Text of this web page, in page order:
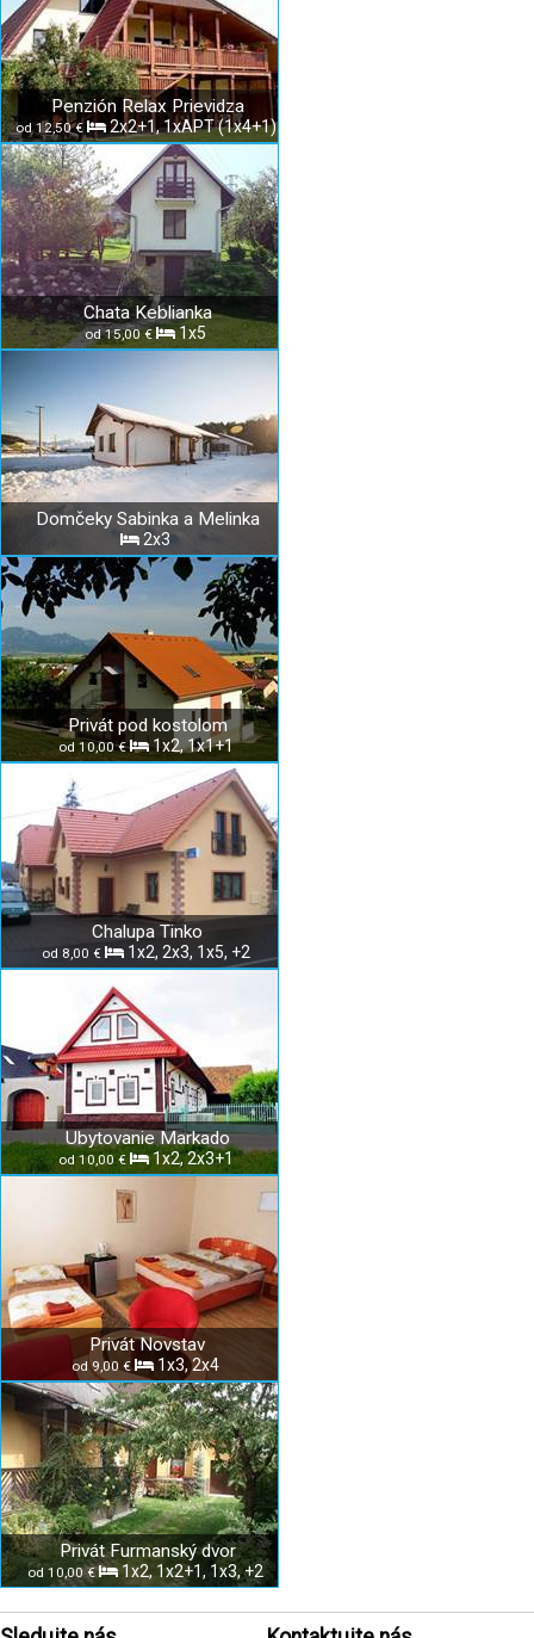
Penzión Relax Prievidza
od 12,50 € 2x2+1, 1xAPT (1x4+1)
Chata Keblianka
od 15,00 € 1x5
Domčeky Sabinka a Melinka
2x3
Privát pod kostolom
od 10,00 € 1x2, 1x1+1
Chalupa Tinko
od 8,00 € 1x2, 2x3, 1x5, +2
Ubytovanie Markado
od 10,00 € 1x2, 2x3+1
Privát Novstav
od 9,00 € 1x3, 2x4
Privát Furmanský dvor
od 10,00 € 1x2, 1x2+1, 1x3, +2